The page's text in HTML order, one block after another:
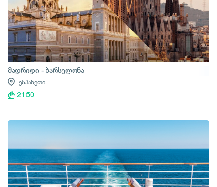
მადრიდი - ბარსელონა
ესპანეთი
2150